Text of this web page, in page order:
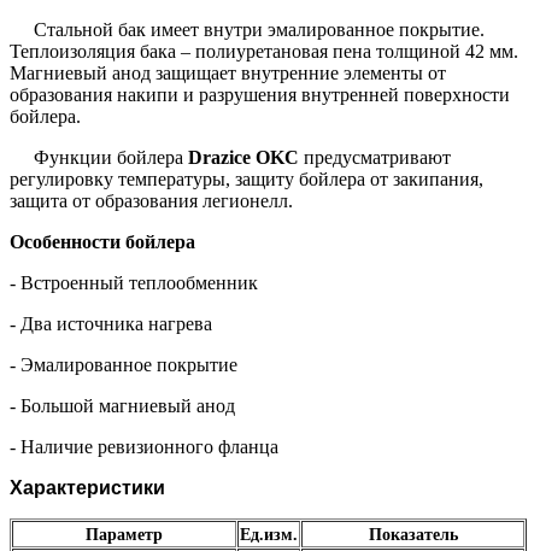
Стальной бак имеет внутри эмалированное покрытие.
Теплоизоляция бака – полиуретановая пена толщиной 42 мм.
Магниевый анод защищает внутренние элементы от
образования накипи и разрушения внутренней поверхности
бойлера.
Функции бойлера Drazice OKC предусматривают
регулировку температуры, защиту бойлера от закипания,
защита от образования легионелл.
Особенности бойлера
- Встроенный теплообменник
- Два источника нагрева
- Эмалированное покрытие
- Большой магниевый анод
- Наличие ревизионного фланца
Характеристики
Параметр Ед.изм.
Показатель